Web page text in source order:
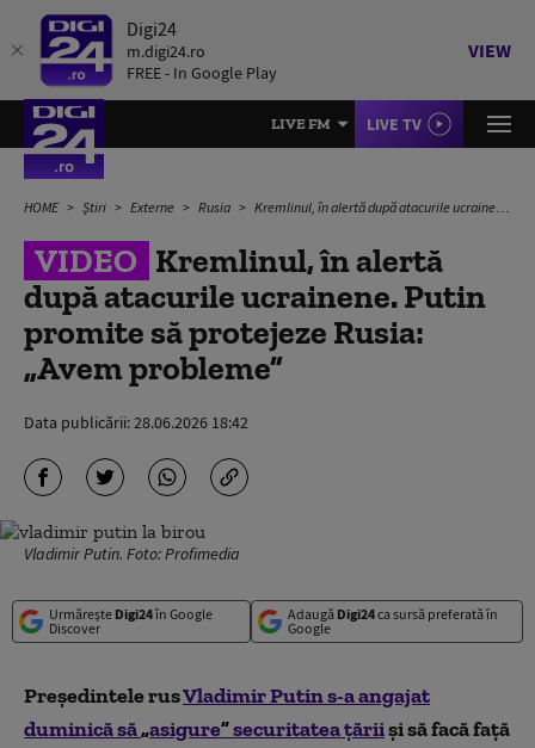
Digi24
m.digi24.ro
FREE - In Google Play
VIEW
LIVE FM LIVE TV
HOME Știri Externe Rusia Kremlinul, în alertă după atacurile ucrainene. Putin promite să protejeze Rusia: „Avem probleme”
VIDEO Kremlinul, în alertă
după atacurile ucrainene. Putin
promite să protejeze Rusia:
„Avem probleme”
Data publicării:28.06.2026 18:42
Vladimir Putin. Foto: Profimedia
Urmărește Digi24în Google
Discover
Adaugă Digi24ca sursă preferată în
Google
Preşedintele rusVladimir Putin s-a angajat
duminică să„asigure”securitatea ţăriişi să facă faţă